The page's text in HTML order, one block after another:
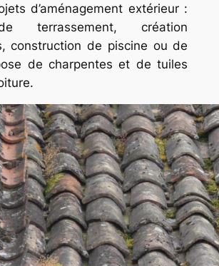
d’aménagement extérieur :
terrassement, création
construction de piscine ou de
de charpentes et de tuiles